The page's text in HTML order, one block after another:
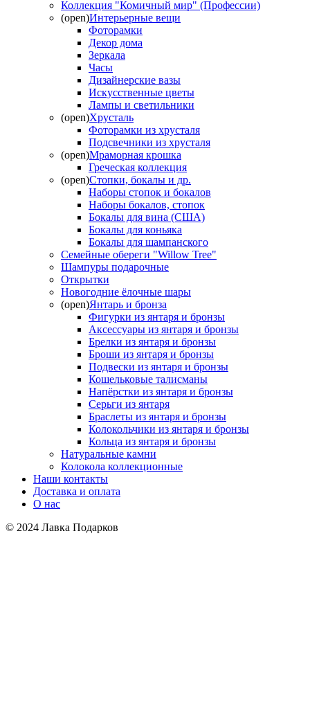
Коллекция "Комичный мир" (Профессии)
(open)Интерьерные вещи
Фоторамки
Декор дома
Зеркала
Часы
Дизайнерские вазы
Искусственные цветы
Лампы и светильники
(open)Хрусталь
Фоторамки из хрусталя
Подсвечники из хрусталя
(open)Мраморная крошка
Греческая коллекция
(open)Стопки, бокалы и др.
Наборы стопок и бокалов
Наборы бокалов, стопок
Бокалы для вина (США)
Бокалы для коньяка
Бокалы для шампанского
Семейные обереги "Willow Tree"
Шампуры подарочные
Открытки
Новогодние ёлочные шары
(open)Янтарь и бронза
Фигурки из янтаря и бронзы
Аксессуары из янтаря и бронзы
Брелки из янтаря и бронзы
Броши из янтаря и бронзы
Подвески из янтаря и бронзы
Кошельковые талисманы
Напёрстки из янтаря и бронзы
Серьги из янтаря
Браслеты из янтаря и бронзы
Колокольчики из янтаря и бронзы
Кольца из янтаря и бронзы
Натуральные камни
Колокола коллекционные
Наши контакты
Доставка и оплата
О нас
© 2024 Лавка Подарков